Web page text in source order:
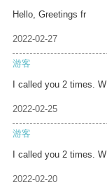
Hello, Greetings fr
2022-02-27
游客
I called you 2 times. W
2022-02-25
游客
I called you 2 times. W
2022-02-20